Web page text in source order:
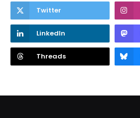
Twitter
LinkedIn
Threads